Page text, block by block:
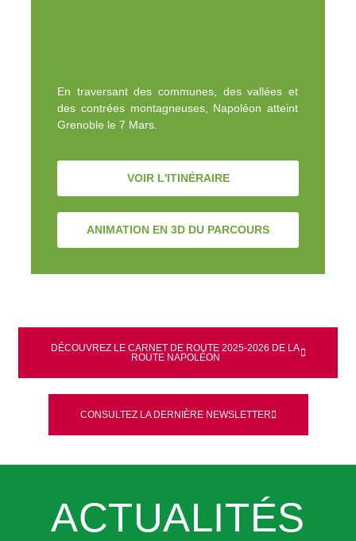
En traversant des communes, des vallées et
des contrées montagneuses, Napoléon atteint
Grenoble le 7 Mars.
VOIR L'ITINÉRAIRE
ANIMATION EN 3D DU PARCOURS
DÉCOUVREZ LE CARNET DE ROUTE 2025-2026 DE LA
ROUTE NAPOLÉON
CONSULTEZ LA DERNIÈRE NEWSLETTER
ACTUALITÉS